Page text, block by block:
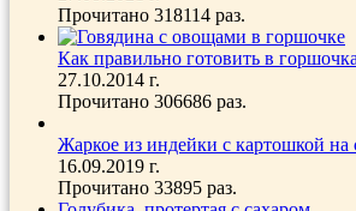
Прочитано 318114 раз.
Как правильно готовить в
27.10.2014 г.
Прочитано 306686 раз.
Жаркое из индейки с картошкой на
16.09.2019 г.
Прочитано 33895 раз.